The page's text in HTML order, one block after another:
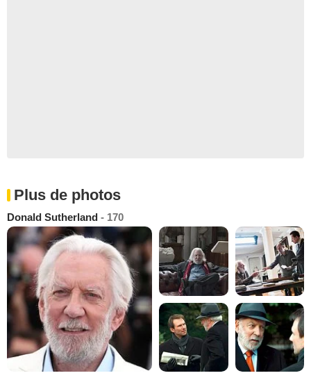
Plus de photos
Donald Sutherland - 170